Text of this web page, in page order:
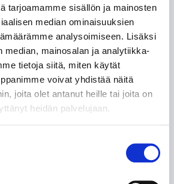
tarjoamamme sisällön ja mainosten
median ominaisuuksien
analysoimiseen. Lisäksi
median, mainosalan ja analytiikka-
tietoja siitä, miten käytät
voivat yhdistää näitä
joita olet antanut heille tai joita on
heidän palvelujaan.
KRUUNAAMATON KUNINGAS
188 MINUUTTIA JULKISUUTTA